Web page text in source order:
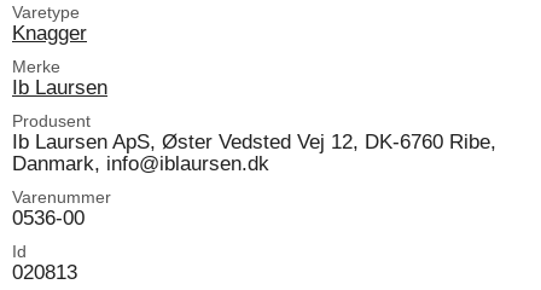
Varetype
Knagger
Merke
Ib Laursen
Produsent
Ib Laursen ApS, Øster Vedsted Vej 12, DK-6760 Ribe,
Danmark, info@iblaursen.dk
Varenummer
0536-00
Id
020813